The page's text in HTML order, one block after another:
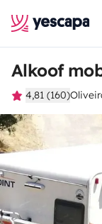
Alkoof
4,81 (160)